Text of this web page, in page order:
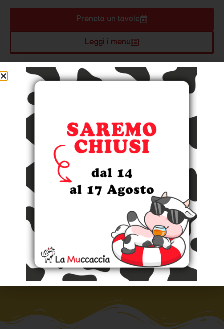
Prenota un tavolo
Leggi i menu
Prenota un tavolo
Prenotare il tuo tavolo, è davvero semplice:
basta selezionare la data che preferisci per
vedere la disponibilità dei tavoli.
Se vuoi prenotare per una delle nostre
promozioni (All you can m(eat), Grill Friday,
Domenica in Puglia) ti chiediamo di
specificarlo nella prenotazione.
Verifica la disponibilità